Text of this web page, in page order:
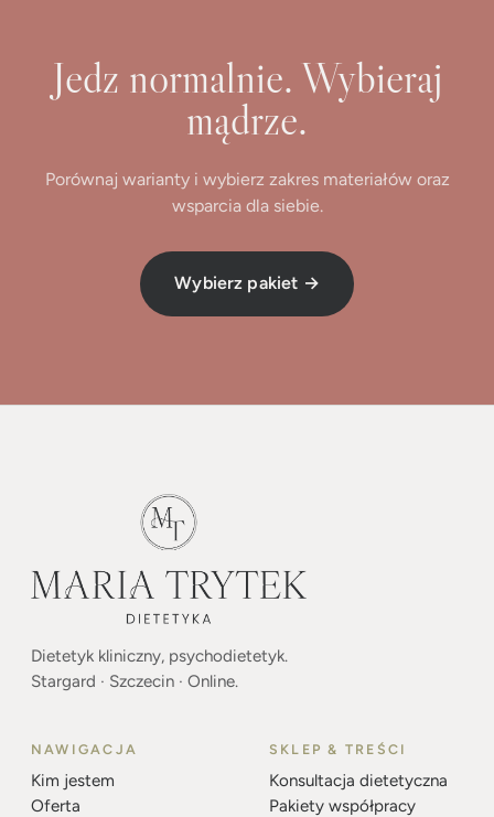
Jedz normalnie. Wybieraj
mądrze.
Porównaj warianty i wybierz zakres materiałów oraz
wsparcia dla siebie.
Wybierz pakiet →
Dietetyk kliniczny, psychodietetyk.
Stargard · Szczecin · Online.
NAWIGACJA
Kim jestem
Oferta
SKLEP & TREŚCI
Konsultacja dietetyczna
Pakiety współpracy